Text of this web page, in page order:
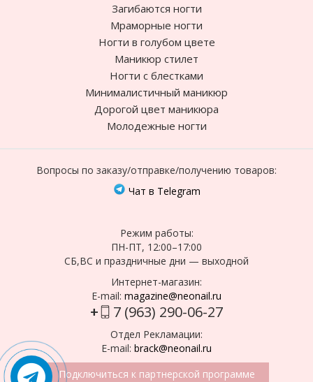
Загибаются ногти
Мраморные ногти
Ногти в голубом цвете
Маникюр стилет
Ногти с блестками
Минималистичный маникюр
Дорогой цвет маникюра
Молодежные ногти
Вопросы по заказу/отправке/получению товаров:
Чат в Telegram
Режим работы:
ПН-ПТ, 12:00–17:00
СБ,ВС и праздничные дни — выходной
Интернет-магазин:
E-mail: magazine@neonail.ru
+ 7 (963) 290-06-27
Отдел Рекламации:
E-mail: brack@neonail.ru
Подключиться к партнерской программе